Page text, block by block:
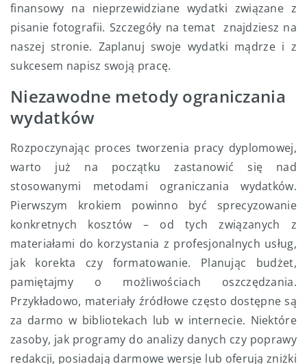
finansowy na nieprzewidziane wydatki związane z
pisanie fotografii. Szczegóły na temat znajdziesz na
naszej stronie. Zaplanuj swoje wydatki mądrze i z
sukcesem napisz swoją pracę.
Niezawodne metody ograniczania
wydatków
Rozpoczynając proces tworzenia pracy dyplomowej,
warto już na początku zastanowić się nad
stosowanymi metodami ograniczania wydatków.
Pierwszym krokiem powinno być sprecyzowanie
konkretnych kosztów – od tych związanych z
materiałami do korzystania z profesjonalnych usług,
jak korekta czy formatowanie. Planując budżet,
pamiętajmy o możliwościach oszczędzania.
Przykładowo, materiały źródłowe często dostępne są
za darmo w bibliotekach lub w internecie. Niektóre
zasoby, jak programy do analizy danych czy poprawy
redakcji, posiadają darmowe wersje lub oferują zniżki